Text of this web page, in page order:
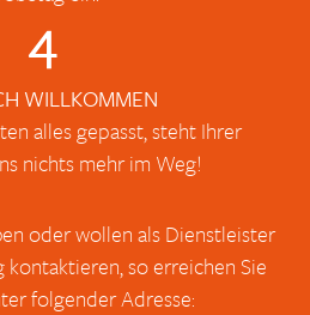
4
WILLKOMMEN
alles gepasst, steht Ihrer
nichts mehr im Weg!
oder wollen als Dienstleister
so erreichen Sie
folgender Adresse: